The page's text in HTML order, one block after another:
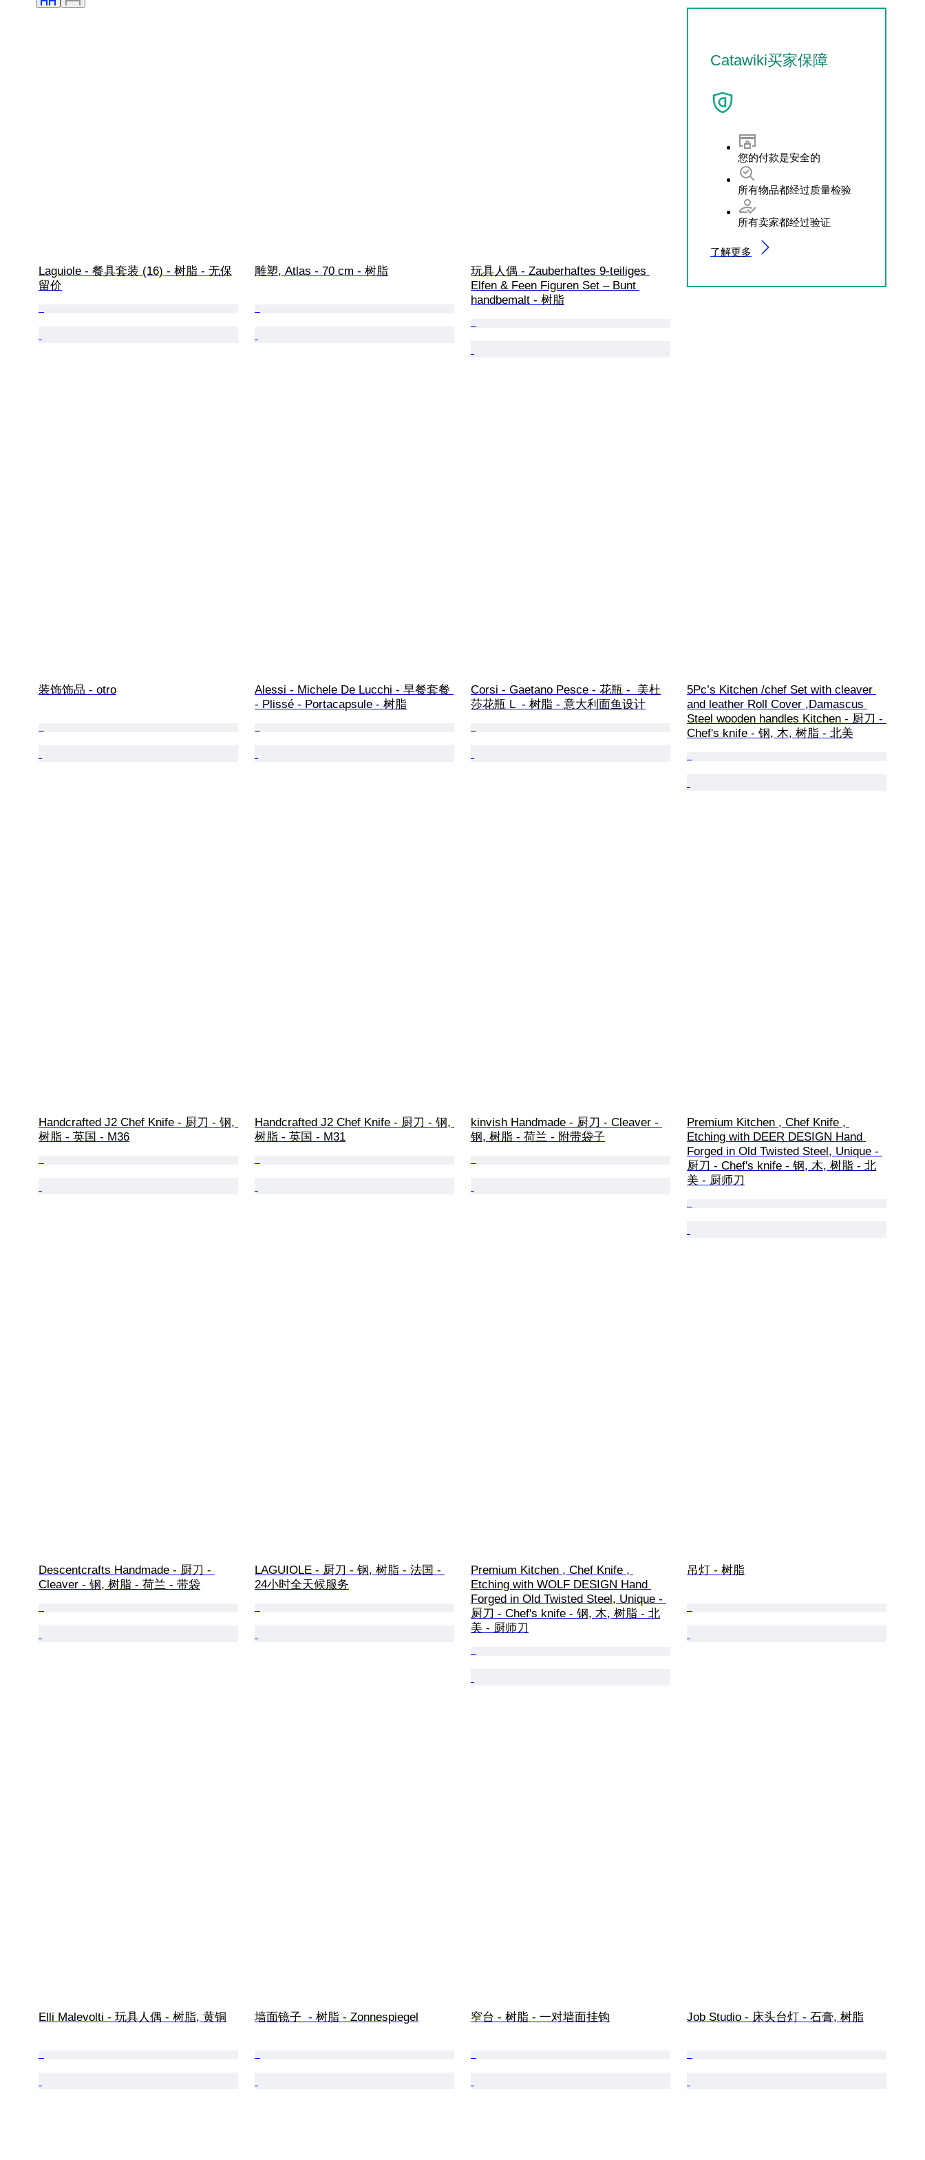
Catawiki买家保障
您的付款是安全的
所有物品都经过质量检验
所有卖家都经过验证
了解更多
Laguiole - 餐具套装 (16) - 树脂 - 无保
留价
雕塑, Atlas - 70 cm - 树脂
玩具人偶 - Zauberhaftes 9-teiliges
Elfen & Feen Figuren Set – Bunt
handbemalt - 树脂
装饰饰品 - otro
Alessi - Michele De Lucchi - 早餐套餐
- Plissé - Portacapsule - 树脂
Corsi - Gaetano Pesce - 花瓶 -  美杜
莎花瓶 L  - 树脂 - 意大利面鱼设计
5Pc’s Kitchen /chef Set with cleaver
and leather Roll Cover ,Damascus
Steel wooden handles Kitchen - 厨刀 -
Chef's knife - 钢, 木, 树脂 - 北美
Handcrafted J2 Chef Knife - 厨刀 - 钢,
树脂 - 英国 - M36
Handcrafted J2 Chef Knife - 厨刀 - 钢,
树脂 - 英国 - M31
kinvish Handmade - 厨刀 - Cleaver -
钢, 树脂 - 荷兰 - 附带袋子
Premium Kitchen , Chef Knife ,
Etching with DEER DESIGN Hand
Forged in Old Twisted Steel, Unique -
厨刀 - Chef's knife - 钢, 木, 树脂 - 北
美 - 厨师刀
Descentcrafts Handmade - 厨刀 -
Cleaver - 钢, 树脂 - 荷兰 - 带袋
LAGUIOLE - 厨刀 - 钢, 树脂 - 法国 -
24小时全天候服务
Premium Kitchen , Chef Knife ,
Etching with WOLF DESIGN Hand
Forged in Old Twisted Steel, Unique -
厨刀 - Chef's knife - 钢, 木, 树脂 - 北
美 - 厨师刀
吊灯 - 树脂
Elli Malevolti - 玩具人偶 - 树脂, 黄铜 墙面镜子  - 树脂 - Zonnespiegel 窄台 - 树脂 - 一对墙面挂钩 Job Studio - 床头台灯 - 石膏, 树脂